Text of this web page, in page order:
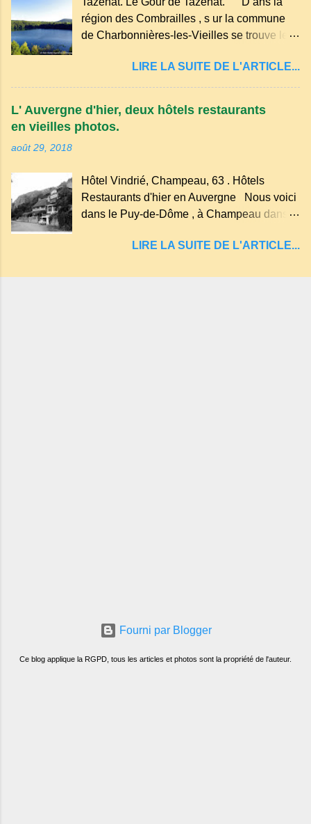
dans les nuages et brille au moindre rayon
de soleil, attirant le regard. Bien entouré de
verdure, d'un étang, d'une bambouseraie
des souvenirs tout cela dans un grand parc
arboré.
région des Combrailles , s ur la commune
de Charbonnières-les-Vieilles se trouve le
d'explosion) rempli d’eau, appelé : le Lac de
Tazenat ou Tazanat, il est le premier et le
plus au nord de la Chaîne des Puys qui en
compte près de soixante. En Auvergne
"sans fond" et en forme d'entonnoir
entraînant vers les entrailles de la terre, les
malheureux qui s'approchaient trop de
LIRE LA SUITE DE L'ARTICLE...
L' Auvergne d'hier, deux hôtels restaurants
en vieilles photos.
août 29, 2018
Hôtel Vindrié, Champeau, 63 . Hôtels
Restaurants d'hier en Auvergne Nous voici
dans le Puy-de-Dôme , à Champeau dans
Servant . L'Hôtel-Restaurant Vindrié était
son jambon de pays et son poulet cocotte,
LIRE LA SUITE DE L'ARTICLE...
Fourni par Blogger
Ce blog applique la RGPD, tous les articles et photos sont la propriété de l'auteur.